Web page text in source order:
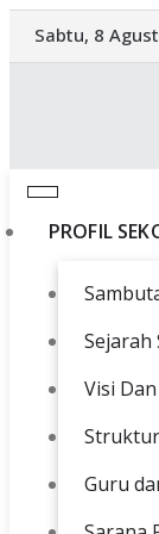
Sabtu, 8
PROFIL
Sejarah
Visi
Guru